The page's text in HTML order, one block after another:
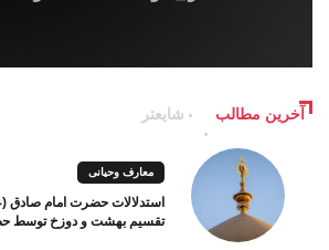
آخرین مطالب شایعتر
معارف وحیانی
استدلالات حضرت امام صادق
تقسیم بهشت و دوزخ توسط